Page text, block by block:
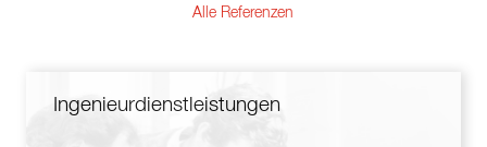
Alle Referenzen
Ingenieurdienstleistungen